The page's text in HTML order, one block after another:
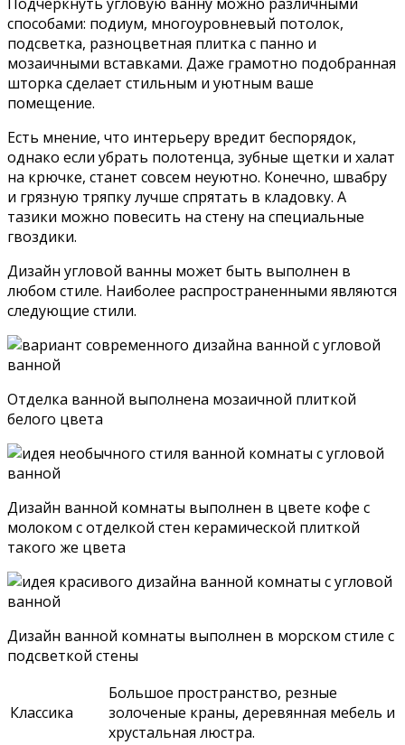
способами: подиум, многоуровневый потолок,
подсветка, разноцветная плитка с панно и
мозаичными вставками. Даже грамотно подобранная
шторка сделает стильным и уютным ваше
помещение.
Есть мнение, что интерьеру вредит беспорядок,
однако если убрать полотенца, зубные щетки и халат
на крючке, станет совсем неуютно. Конечно, швабру
и грязную тряпку лучше спрятать в кладовку. А
тазики можно повесить на стену на специальные
гвоздики.
Дизайн угловой ванны может быть выполнен в
любом стиле. Наиболее распространенными являются
следующие стили.
Отделка ванной выполнена мозаичной плиткой
белого цвета
Дизайн ванной комнаты выполнен в цвете кофе с
молоком с отделкой стен керамической плиткой
такого же цвета
Дизайн ванной комнаты выполнен в морском стиле с
подсветкой стены
Классика
Большое пространство, резные
золоченые краны, деревянная мебель и
хрустальная люстра.